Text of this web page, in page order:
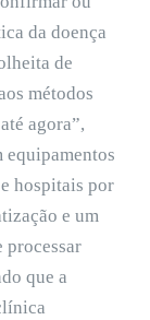
da doença
de
métodos
agora”,
equipamentos
hospitais por
e um
processar
que a